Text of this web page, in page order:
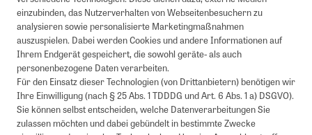
einzubinden, das Nutzerverhalten von Webseitenbesuchern zu
analysieren sowie personalisierte Marketingmaßnahmen
auszuspielen. Dabei werden Cookies und andere Informationen auf
Ihrem Endgerät gespeichert, die sowohl geräte- als auch
personenbezogene Daten verarbeiten.
Für den Einsatz dieser Technologien (von Drittanbietern) benötigen wir
Ihre Einwilligung (nach § 25 Abs. 1 TDDDG und Art. 6 Abs. 1 a) DSGVO).
Sie können selbst entscheiden, welche Datenverarbeitungen Sie
zulassen möchten und dabei gebündelt in bestimmte Zwecke